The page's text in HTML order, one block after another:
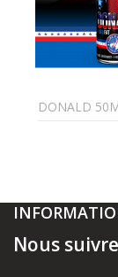
DONALD
Nous suivre